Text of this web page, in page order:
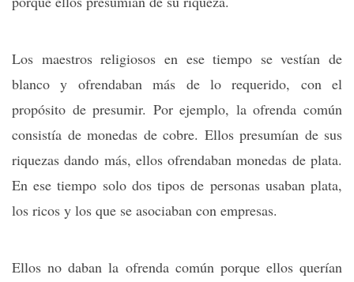
Los maestros religiosos en ese tiempo se vestían de
blanco y ofrendaban más de lo requerido, con el
propósito de presumir. Por ejemplo, la ofrenda común
consistía de monedas de cobre. Ellos presumían de sus
riquezas dando más, ellos ofrendaban monedas de plata.
En ese tiempo solo dos tipos de personas usaban plata,
los ricos y los que se asociaban con empresas.
Ellos no daban la ofrenda común porque ellos querían